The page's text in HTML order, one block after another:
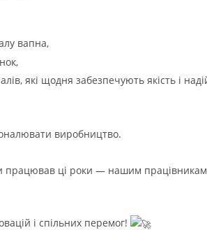
вапна,
які щодня забезпечують якість і
виробництво.
працював ці роки — нашим
і спільних перемог!